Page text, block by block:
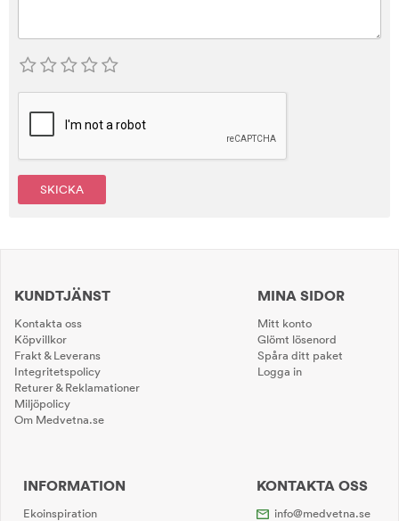
SKICKA
KUNDTJÄNST
Kontakta oss
Köpvillkor
Frakt & Leverans
Integritetspolicy
Returer & Reklamationer
Miljöpolicy
Om Medvetna.se
MINA SIDOR
Mitt konto
Glömt lösenord
Spåra ditt paket
Logga in
INFORMATION
Ekoinspiration
KONTAKTA OSS
info@medvetna.se